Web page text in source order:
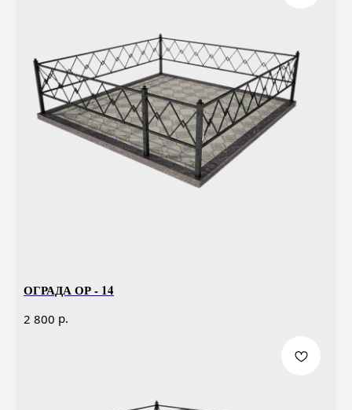
ОГРАДА ОР - 14
2 800 р.